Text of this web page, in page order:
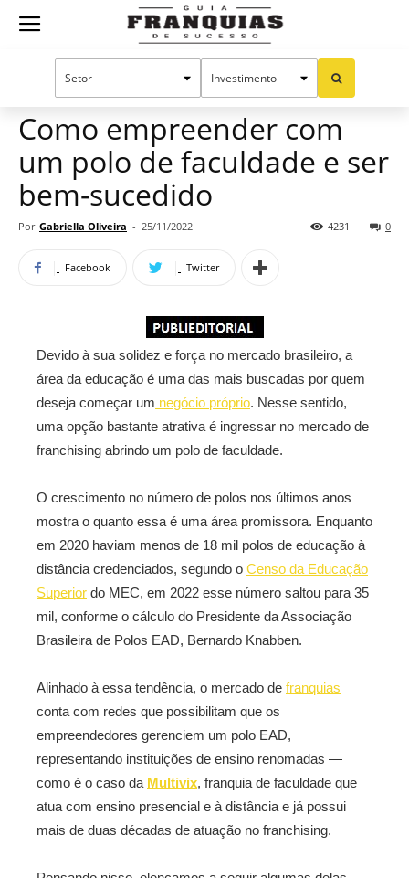
Guia
Mercado de franquias Publieditorial
Como empreender com
um polo de faculdade e ser
bem-sucedido
Por Gabriella Oliveira - 25/11/2022 0
4231
Facebook Twitter
Devido à sua solidez e força no mercado brasileiro, a
área da educação é uma das mais buscadas por quem
deseja começar um negócio próprio. Nesse sentido,
uma opção bastante atrativa é ingressar no mercado de
franchising abrindo um polo de faculdade.
O crescimento no número de polos nos últimos anos
mostra o quanto essa é uma área promissora. Enquanto
em 2020 haviam menos de 18 mil polos de educação à
distância credenciados, segundo o Censo da Educação
Superior do MEC, em 2022 esse número saltou para 35
mil, conforme o cálculo do Presidente da Associação
Brasileira de Polos EAD, Bernardo Knabben.
Alinhado à essa tendência, o mercado de franquias
conta com redes que possibilitam que os
empreendedores gerenciem um polo EAD,
representando instituições de ensino renomadas —
como é o caso da Multivix, franquia de faculdade que
atua com ensino presencial e à distância e já possui
mais de duas décadas de atuação no franchising.